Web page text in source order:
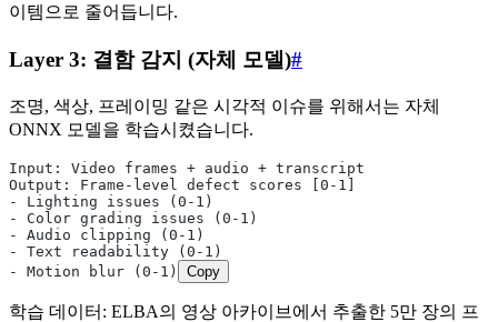
이템으로 줄어듭니다.
Layer 3: 결함 감지 (자체 모델)#
조명, 색상, 프레이밍 같은 시각적 이슈를 위해서는 자체
ONNX 모델을 학습시켰습니다.
Input: Video frames + audio + transcript
Output: Frame-level defect scores [0-1]
- Lighting issues (0-1)
- Color grading issues (0-1)
- Audio clipping (0-1)
- Text readability (0-1)
- Motion blur (0-1)
Copy
학습 데이터: ELBA의 영상 아카이브에서 추출한 5만 장의 프